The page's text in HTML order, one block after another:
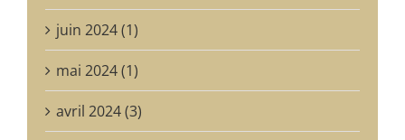
juin 2024 (1)
mai 2024 (1)
avril 2024 (3)